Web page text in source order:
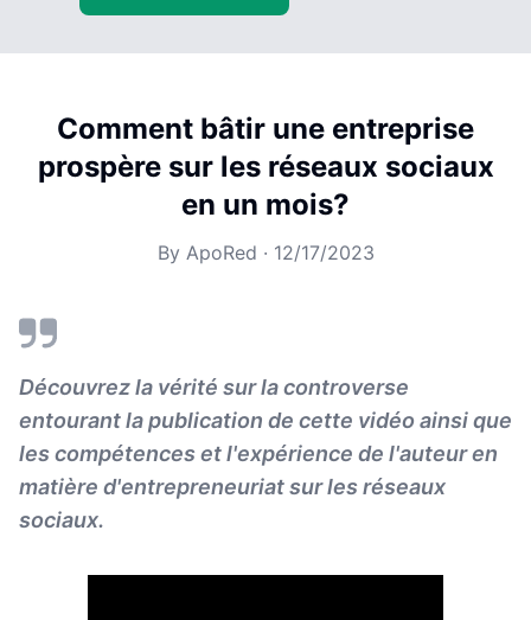
Comment bâtir une entreprise
prospère sur les réseaux sociaux
en un mois?
By ApoRed · 12/17/2023
Découvrez la vérité sur la controverse
entourant la publication de cette vidéo ainsi que
les compétences et l'expérience de l'auteur en
matière d'entrepreneuriat sur les réseaux
sociaux.